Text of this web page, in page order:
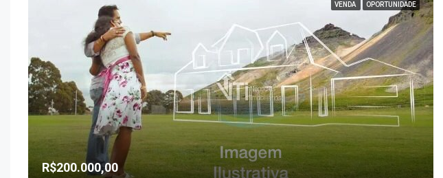
VENDA OPORTUNIDADE
R$200.000,00